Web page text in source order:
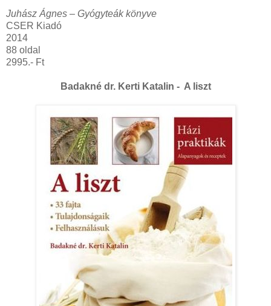
Juhász Ágnes – Gyógyteák könyve
CSER Kiadó
2014
88 oldal
2995.- Ft
Badakné dr. Kerti Katalin - A liszt